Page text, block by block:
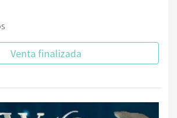
Venta finalizada